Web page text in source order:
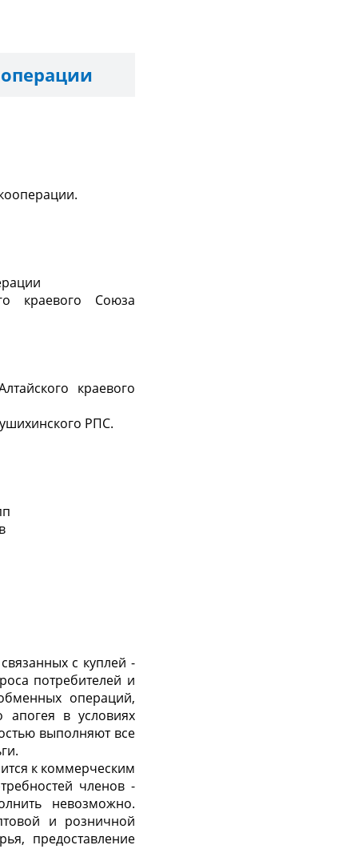
краевого Союза
краевого
РПС.
с куплей -
потребителей и
операций,
апогея в условиях
выполняют все
к коммерческим
членов -
невозможно.
и розничной
предоставление